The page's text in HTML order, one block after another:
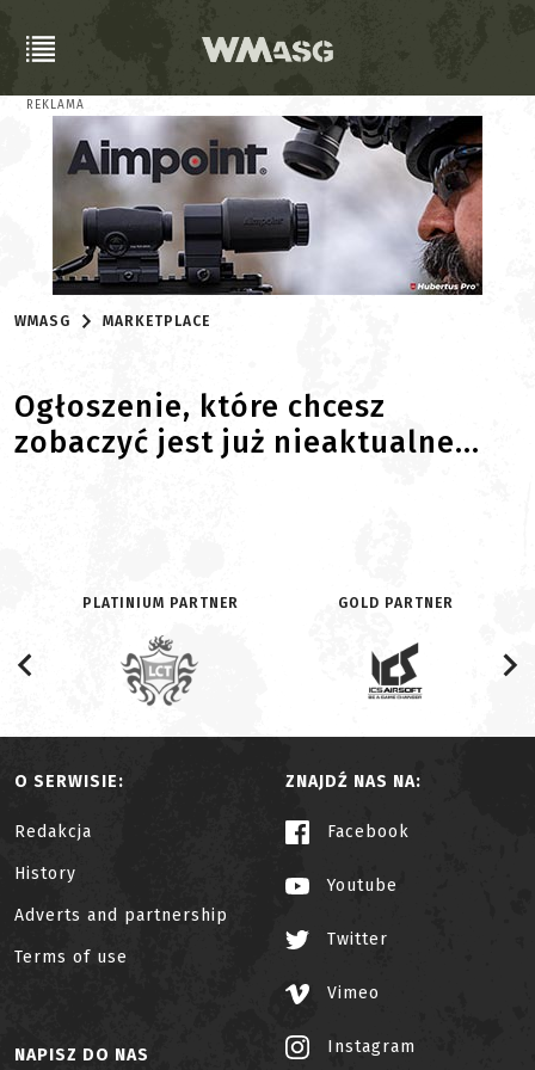
REKLAMA
WMASG MARKETPLACE
Ogłoszenie, które chcesz
zobaczyć jest już nieaktualne...
PLATINIUM PARTNER GOLD PARTNER
O SERWISIE:
Redakcja
History
Adverts and partnership
Terms of use
ZNAJDŹ NAS NA:
Facebook
Youtube
Twitter
Vimeo
Instagram
NAPISZ DO NAS